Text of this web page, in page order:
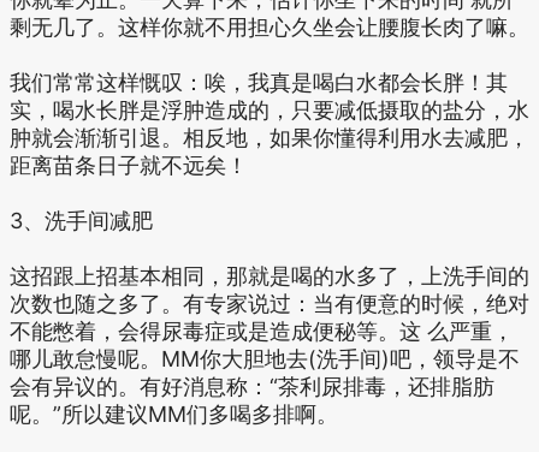
剩无几了。这样你就不用担心久坐会让腰腹长肉了嘛。
我们常常这样慨叹：唉，我真是喝白水都会长胖！其
实，喝水长胖是浮肿造成的，只要减低摄取的盐分，水
肿就会渐渐引退。相反地，如果你懂得利用水去减肥，
距离苗条日子就不远矣！
3、洗手间减肥
这招跟上招基本相同，那就是喝的水多了，上洗手间的
次数也随之多了。有专家说过：当有便意的时候，绝对
不能憋着，会得尿毒症或是造成便秘等。这 么严重，
哪儿敢怠慢呢。MM你大胆地去(洗手间)吧，领导是不
会有异议的。有好消息称：“茶利尿排毒，还排脂肪
呢。”所以建议MM们多喝多排啊。